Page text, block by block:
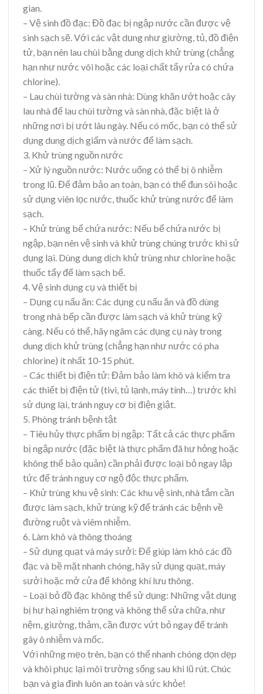
gian.
– Vệ sinh đồ đạc: Đồ đạc bị ngập nước cần được vệ
sinh sạch sẽ. Với các vật dụng như giường, tủ, đồ điện
tử, bạn nên lau chùi bằng dung dịch khử trùng (chẳng
hạn như nước vôi hoặc các loại chất tẩy rửa có chứa
chlorine).
– Lau chùi tường và sàn nhà: Dùng khăn ướt hoặc cây
lau nhà để lau chùi tường và sàn nhà, đặc biệt là ở
những nơi bị ướt lâu ngày. Nếu có mốc, bạn có thể sử
dụng dung dịch giấm và nước để làm sạch.
3. Khử trùng nguồn nước
– Xử lý nguồn nước: Nước uống có thể bị ô nhiễm
trong lũ. Để đảm bảo an toàn, bạn có thể đun sôi hoặc
sử dụng viên lọc nước, thuốc khử trùng nước để làm
sạch.
– Khử trùng bể chứa nước: Nếu bể chứa nước bị
ngập, bạn nên vệ sinh và khử trùng chúng trước khi sử
dụng lại. Dùng dung dịch khử trùng như chlorine hoặc
thuốc tẩy để làm sạch bể.
4. Vệ sinh dụng cụ và thiết bị
– Dụng cụ nấu ăn: Các dụng cụ nấu ăn và đồ dùng
trong nhà bếp cần được làm sạch và khử trùng kỹ
càng. Nếu có thể, hãy ngâm các dụng cụ này trong
dung dịch khử trùng (chẳng hạn như nước có pha
chlorine) ít nhất 10-15 phút.
– Các thiết bị điện tử: Đảm bảo làm khô và kiểm tra
các thiết bị điện tử (tivi, tủ lạnh, máy tính…) trước khi
sử dụng lại, tránh nguy cơ bị điện giật.
5. Phòng tránh bệnh tật
– Tiêu hủy thực phẩm bị ngập: Tất cả các thực phẩm
bị ngập nước (đặc biệt là thực phẩm đã hư hỏng hoặc
không thể bảo quản) cần phải được loại bỏ ngay lập
tức để tránh nguy cơ ngộ độc thực phẩm.
– Khử trùng khu vệ sinh: Các khu vệ sinh, nhà tắm cần
được làm sạch, khử trùng kỹ để tránh các bệnh về
đường ruột và viêm nhiễm.
6. Làm khô và thông thoáng
– Sử dụng quạt và máy sưởi: Để giúp làm khô các đồ
đạc và bề mặt nhanh chóng, hãy sử dụng quạt, máy
sưởi hoặc mở cửa để không khí lưu thông.
– Loại bỏ đồ đạc không thể sử dụng: Những vật dụng
bị hư hại nghiêm trọng và không thể sửa chữa, như
nệm, giường, thảm, cần được vứt bỏ ngay để tránh
gây ô nhiễm và mốc.
Với những mẹo trên, bạn có thể nhanh chóng dọn dẹp
và khôi phục lại môi trường sống sau khi lũ rút. Chúc
bạn và gia đình luôn an toàn và sức khỏe!